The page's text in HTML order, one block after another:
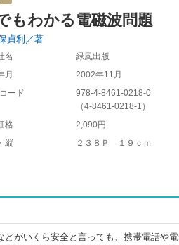
もわかる電磁波問題
貞利／著
名
緑風出版
月
2002年11月
ード
978-4-8461-0218-0
（4-8461-0218-1 ）
格
2,090円
縦
２３８Ｐ １９ｃｍ
どがいくら安全と言っても、携帯電話や